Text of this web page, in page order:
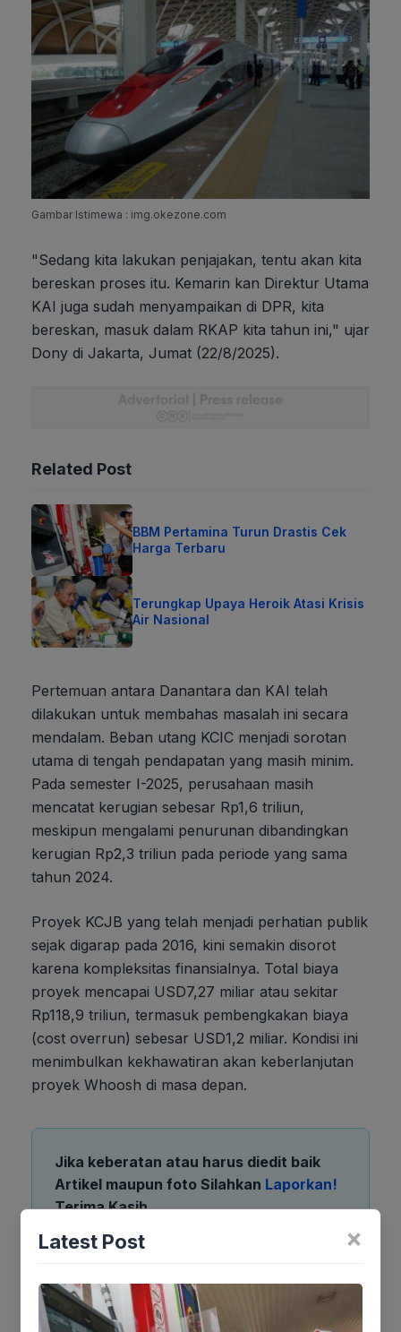
Gambar Istimewa : img.okezone.com
"Sedang kita lakukan penjajakan, tentu akan kita
bereskan proses itu. Kemarin kan Direktur Utama
KAI juga sudah menyampaikan di DPR, kita
bereskan, masuk dalam RKAP kita tahun ini," ujar
Dony di Jakarta, Jumat (22/8/2025).
Related Post
BBM Pertamina Turun Drastis Cek
Harga Terbaru
Terungkap Upaya Heroik Atasi Krisis
Air Nasional
Pertemuan antara Danantara dan KAI telah
dilakukan untuk membahas masalah ini secara
mendalam. Beban utang KCIC menjadi sorotan
utama di tengah pendapatan yang masih minim.
Pada semester I-2025, perusahaan masih
mencatat kerugian sebesar Rp1,6 triliun,
meskipun mengalami penurunan dibandingkan
kerugian Rp2,3 triliun pada periode yang sama
tahun 2024.
Proyek KCJB yang telah menjadi perhatian publik
sejak digarap pada 2016, kini semakin disorot
karena kompleksitas finansialnya. Total biaya
proyek mencapai USD7,27 miliar atau sekitar
Rp118,9 triliun, termasuk pembengkakan biaya
(cost overrun) sebesar USD1,2 miliar. Kondisi ini
menimbulkan kekhawatiran akan keberlanjutan
proyek Whoosh di masa depan.
Jika keberatan atau harus diedit baik
Artikel maupun foto Silahkan Laporkan!
Terima Kasih
×
Latest Post